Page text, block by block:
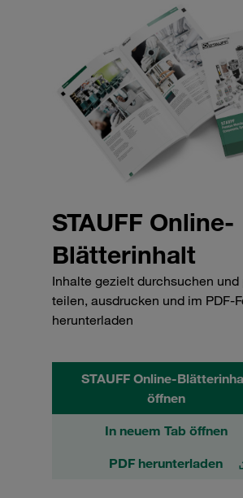
STAUFF Online-
Blätterinhalt
Inhalte gezielt durchsuchen und
teilen, ausdrucken und im PDF-
herunterladen
STAUFF Online-
öffnen
In neuem Tab öffnen
PDF herunterladen